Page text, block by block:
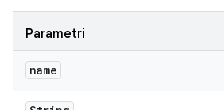
Parametri
name